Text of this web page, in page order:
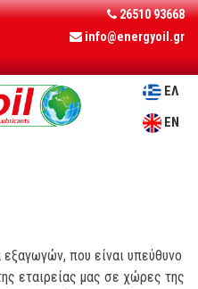
26510 93668
info@energyoil.gr
ΕΛ
EN
εξαγωγών, που είναι υπεύθυνο
εταιρείας μας σε χώρες της